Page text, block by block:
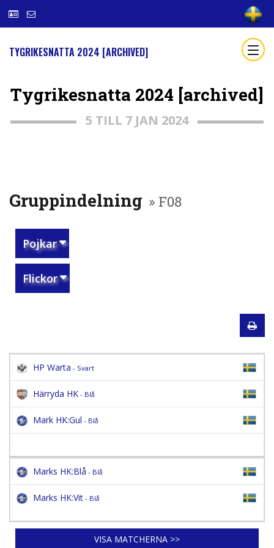
TYGRIKESNATTA 2024 [ARCHIVED]
Tygrikesnatta 2024 [archived]
5 TILL 7 JAN 2024
Gruppindelning » F08
Pojkar
Flickor
HP Warta - Svart
Härryda HK - Blå
Mark HK:Gul - Blå
Marks HK:Blå - Blå
Marks HK:Vit - Blå
VISA MATCHERNA >>